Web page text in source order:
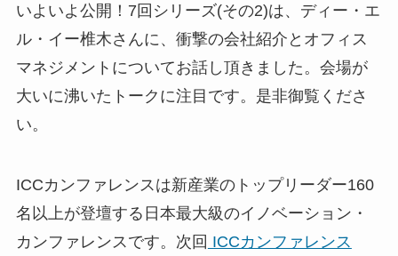
いよいよ公開！7回シリーズ(その2)は、ディー・エ
ル・イー椎木さんに、衝撃の会社紹介とオフィス
マネジメントについてお話し頂きました。会場が
大いに沸いたトークに注目です。是非御覧くださ
い。
ICCカンファレンスは新産業のトップリーダー160
名以上が登壇する日本最大級のイノベーション・
カンファレンスです。次回 ICCカンファレンス